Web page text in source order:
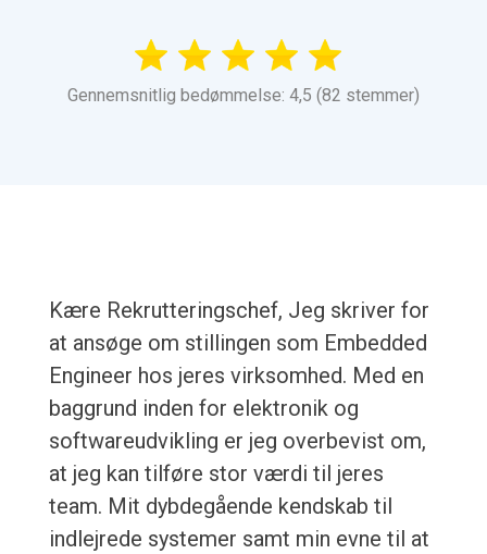
Gennemsnitlig bedømmelse: 4,5 (82 stemmer)
Kære Rekrutteringschef, Jeg skriver for
at ansøge om stillingen som Embedded
Engineer hos jeres virksomhed. Med en
baggrund inden for elektronik og
softwareudvikling er jeg overbevist om,
at jeg kan tilføre stor værdi til jeres
team. Mit dybdegående kendskab til
indlejrede systemer samt min evne til at